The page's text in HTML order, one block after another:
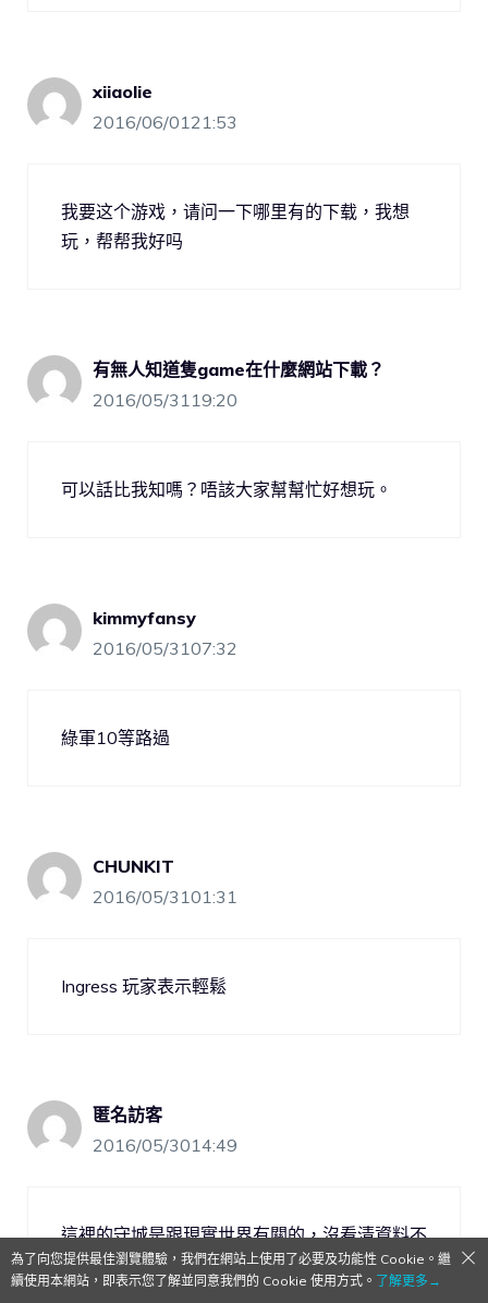
xiiaolie
2016/06/0121:53
我要这个游戏，请问一下哪里有的下载，我想
玩，帮帮我好吗
有無人知道隻game在什麼網站下載？
2016/05/3119:20
可以話比我知嗎？唔該大家幫幫忙好想玩。
kimmyfansy
2016/05/3107:32
綠軍10等路過
CHUNKIT
2016/05/3101:31
Ingress 玩家表示輕鬆
匿名訪客
2016/05/3014:49
這裡的守城是跟現實世界有關的，沒看清資料不
要盲BB,謝謝
為了向您提供最佳瀏覽體驗，我們在網站上使用了必要及功能性 Cookie。繼
續使用本網站，即表示您了解並同意我們的 Cookie 使用方式。 了解更多→